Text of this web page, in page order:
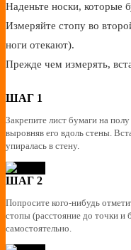
Наденьте носки, которые
Измеряйте стопу во
ноги отекают).
Прежде чем измерять,
ШАГ 1
Закрепите лист бумаги на
выровняв его вдоль стены.
упиралась в стену.
ШАГ 2
Попросите кого-нибудь
стопы (расстояние до точки и
самостоятельно.